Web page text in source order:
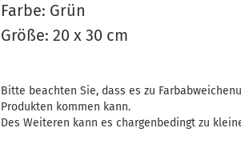
Farbe: Grün
Größe: 20 x 30 cm
Bitte beachten Sie, dass es zu
Produkten kommen kann.
Des Weiteren kann es chargenbedingt zu